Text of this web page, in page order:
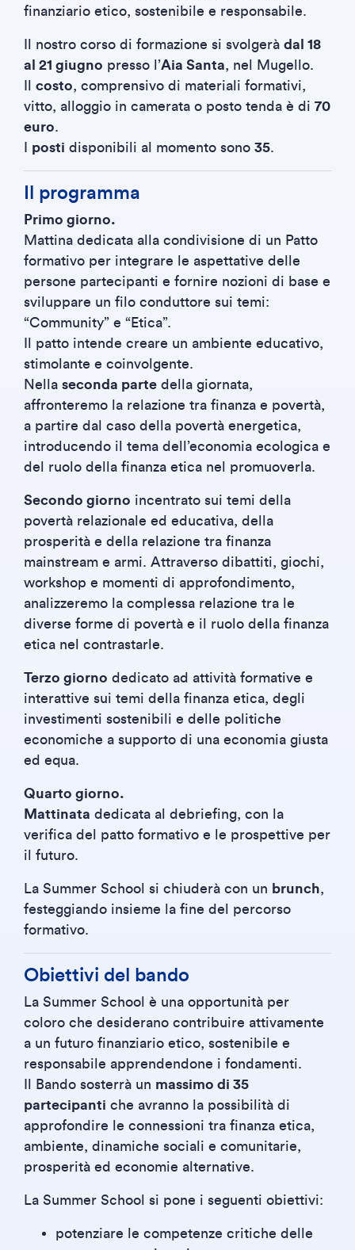
finanziario etico, sostenibile e responsabile.
Il nostro corso di formazione si svolgerà dal 18
al 21 giugno presso l’Aia Santa, nel Mugello.
costo, comprensivo di materiali formativi,
vitto, alloggio in camerata o posto tenda è di 70
euro.
posti disponibili al momento sono 35.
Il programma
Primo giorno.
Mattina dedicata alla condivisione di un Patto
formativo per integrare le aspettative delle
persone partecipanti e fornire nozioni di base e
sviluppare un filo conduttore sui temi:
“Community” e “Etica”.
Il patto intende creare un ambiente educativo,
stimolante e coinvolgente.
Nella seconda parte della giornata,
affronteremo la relazione tra finanza e povertà,
a partire dal caso della povertà energetica,
introducendo il tema dell’economia ecologica e
del ruolo della finanza etica nel promuoverla.
Secondo giorno incentrato sui temi della
povertà relazionale ed educativa, della
prosperità e della relazione tra finanza
mainstream e armi. Attraverso dibattiti, giochi,
workshop e momenti di approfondimento,
analizzeremo la complessa relazione tra le
diverse forme di povertà e il ruolo della finanza
etica nel contrastarle.
Terzo giorno dedicato ad attività formative e
interattive sui temi della finanza etica, degli
investimenti sostenibili e delle politiche
economiche a supporto di una economia giusta
ed equa.
Quarto giorno.
Mattinata dedicata al debriefing, con la
verifica del patto formativo e le prospettive per
il futuro.
La Summer School si chiuderà con un brunch,
festeggiando insieme la fine del percorso
formativo.
Obiettivi del bando
La Summer School è una opportunità per
coloro che desiderano contribuire attivamente
a un futuro finanziario etico, sostenibile e
responsabile apprendendone i fondamenti.
Il Bando sosterrà un massimo di 35
partecipanti che avranno la possibilità di
approfondire le connessioni tra finanza etica,
ambiente, dinamiche sociali e comunitarie,
prosperità ed economie alternative.
La Summer School si pone i seguenti obiettivi:
potenziare le competenze critiche delle